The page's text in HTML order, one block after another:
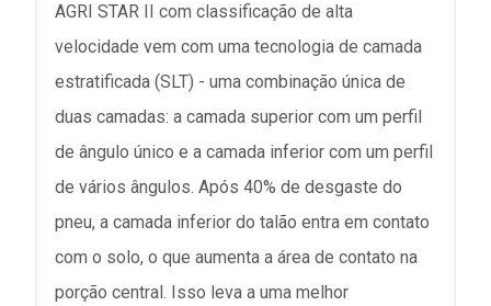
AGRI STAR II com classificação de alta
velocidade vem com uma tecnologia de camada
estratificada (SLT) - uma combinação única de
duas camadas: a camada superior com um perfil
de ângulo único e a camada inferior com um perfil
de vários ângulos. Após 40% de desgaste do
pneu, a camada inferior do talão entra em contato
com o solo, o que aumenta a área de contato na
porção central. Isso leva a uma melhor